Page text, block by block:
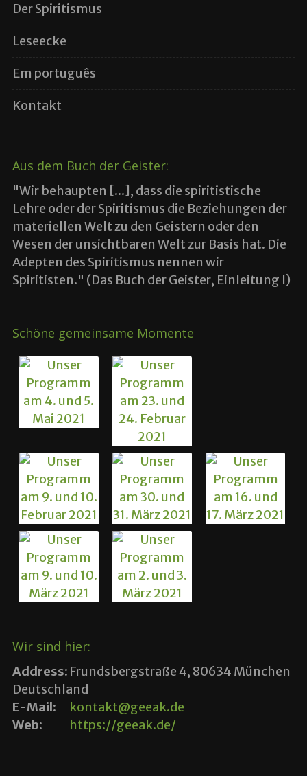
Der Spiritismus
Leseecke
Em português
Kontakt
Aus dem Buch der Geister:
"Wir behaupten [...], dass die spiritistische
Lehre oder der Spiritismus die Beziehungen der
materiellen Welt zu den Geistern oder den
Wesen der unsichtbaren Welt zur Basis hat. Die
Adepten des Spiritismus nennen wir
Spiritisten." (Das Buch der Geister, Einleitung I)
Schöne gemeinsame Momente
Wir sind hier:
Address:Frundsbergstraße 4, 80634 München
Deutschland
E-Mail:
kontakt@geeak.de
Web:
https://geeak.de/